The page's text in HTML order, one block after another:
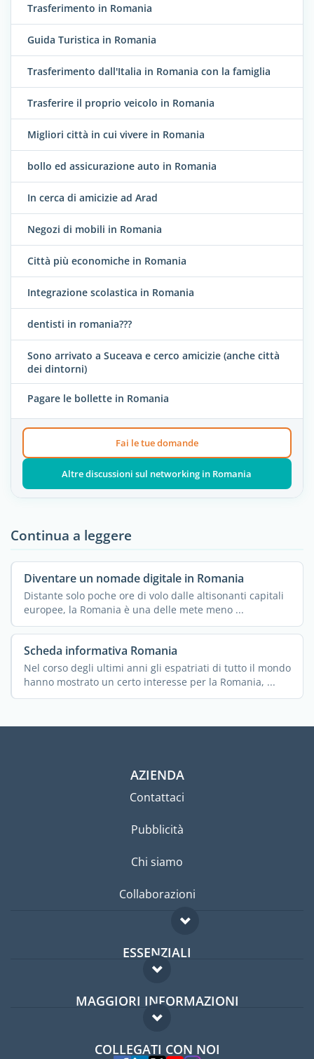
Trasferimento in Romania
Guida Turistica in Romania
Trasferimento dall'Italia in Romania con la famiglia
Trasferire il proprio veicolo in Romania
Migliori città in cui vivere in Romania
bollo ed assicurazione auto in Romania
In cerca di amicizie ad Arad
Negozi di mobili in Romania
Città più economiche in Romania
Integrazione scolastica in Romania
dentisti in romania???
Sono arrivato a Suceava e cerco amicizie (anche città
dei dintorni)
Pagare le bollette in Romania
Fai le tue domande
Altre discussioni sul networking in Romania
Continua a leggere
Diventare un nomade digitale in Romania
Distante solo poche ore di volo dalle altisonanti capitali
europee, la Romania è una delle mete meno ...
Scheda informativa Romania
Nel corso degli ultimi anni gli espatriati di tutto il mondo
hanno mostrato un certo interesse per la Romania, ...
AZIENDA
Contattaci
Pubblicità
Chi siamo
Collaborazioni
ESSENZIALI
Forum per expat
Guida per expat
MAGGIORI INFORMAZIONI
Domande frequenti
Esperti
COLLEGATI CON NOI